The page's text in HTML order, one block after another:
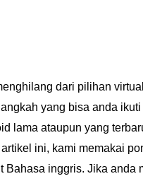
dari pilihan virtual
yang bisa anda
lama ataupun yang
ini, kami memakai
Bahasa inggris. Jika anda